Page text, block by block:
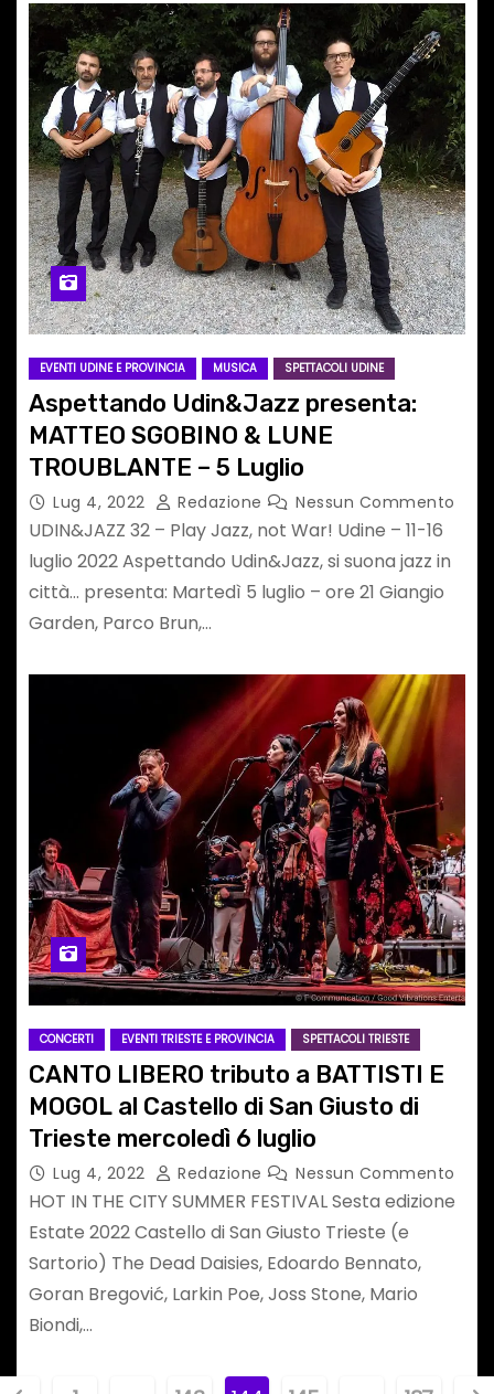
EVENTI UDINE E PROVINCIA MUSICA SPETTACOLI UDINE
Aspettando Udin&Jazz presenta:
MATTEO SGOBINO & LUNE
TROUBLANTE – 5 Luglio
Lug 4, 2022 Redazione Nessun Commento
UDIN&JAZZ 32 – Play Jazz, not War! Udine – 11-16
luglio 2022 Aspettando Udin&Jazz, si suona jazz in
città… presenta: Martedì 5 luglio – ore 21 Giangio
Garden, Parco Brun,…
CONCERTI EVENTI TRIESTE E PROVINCIA SPETTACOLI TRIESTE
CANTO LIBERO tributo a BATTISTI E
MOGOL al Castello di San Giusto di
Trieste mercoledì 6 luglio
Lug 4, 2022 Redazione Nessun Commento
HOT IN THE CITY SUMMER FESTIVAL Sesta edizione
Estate 2022 Castello di San Giusto Trieste (e
Sartorio) The Dead Daisies, Edoardo Bennato,
Goran Bregović, Larkin Poe, Joss Stone, Mario
Biondi,…